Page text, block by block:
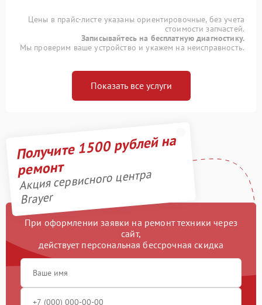
Цены в прайс-листе указаны ориентировочные, без учета
стоимости запчастей.
Записывайтесь на бесплатную диагностику.
Мы проверим ваше устройство и укажем на неисправность.
Показать все услуги
Получите 1500 рублей на
ремонт
Акция сервисного центра
Brayer
При оформлении заявки на ремонт техники через
сайт,
действует персональная бессрочная скидка